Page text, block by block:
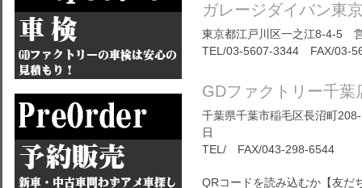
ガレージダイバン東
東京都江戸川区一之江8-4-5
TEL/03-5607-3344 FAX/03-
GDファクトリー千葉
千葉県千葉市稲毛区長沼町
日
TEL/ FAX/043-298-6544
QRコードを読み込むか【友だ